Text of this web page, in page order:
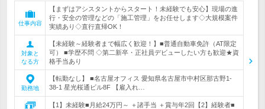
仕事内容
【まずはアシスタントからスタート！未経験でも安心】現場の進
行・安全の管理などの「施工管理」をお任せします◇大規模案件
実績あり◇直行直帰OK！
対象と
なる方
【未経験～経験者まで幅広く歓迎！】■普通自動車免許（AT限定
可） ■学歴不問 ◇第二新卒・正社員デビューしたい方も歓迎★資
格手当あり
勤務地
【転勤なし】 ■名古屋オフィス 愛知県名古屋市中村区那古野1-
38-1 星光桜通ビル8F 【雇入れ…
【1】未経験■月給24万円～ ＋諸手当 ＋賞与年2回【2】経験者■